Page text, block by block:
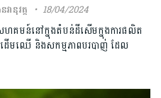
ានុវត្ត 18/04/2024
គមន៍នៅក្នុងតំបន់ដីសើមក្នុងការផលិត
ដើមឈើ និងសកម្មភាពបរបាញ់ ដែល